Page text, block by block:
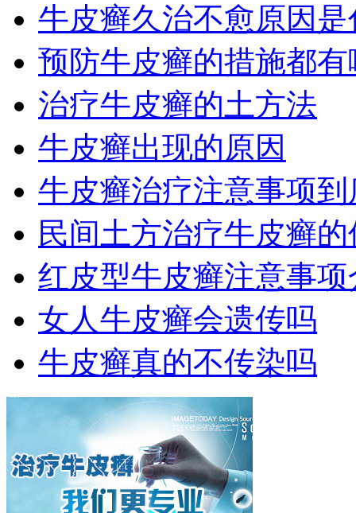
牛皮癣久治不愈原因
预防牛皮癣的措施都有
治疗牛皮癣的土方法
牛皮癣出现的原因
牛皮癣治疗注意事项
民间土方治疗牛皮癣
红皮型牛皮癣注意事项
女人牛皮癣会遗传吗
牛皮癣真的不传染吗